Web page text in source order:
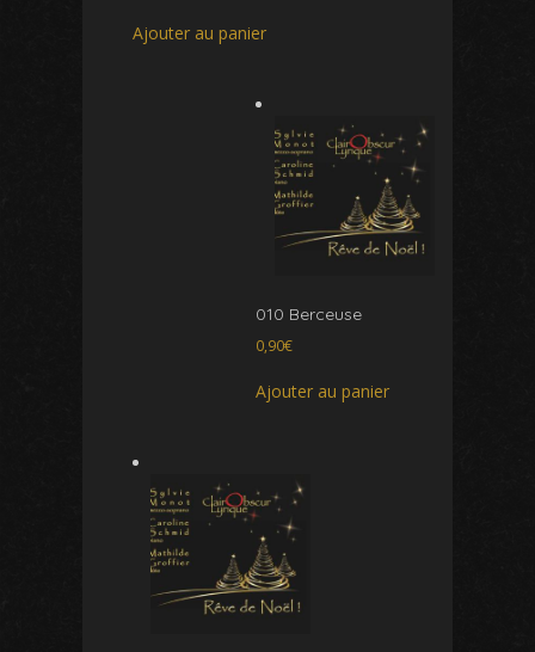
Ajouter au panier
010 Berceuse
0,90€
Ajouter au panier